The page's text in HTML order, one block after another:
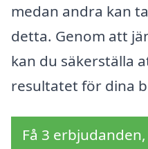
medan andra kan
detta. Genom att
kan du säkerställa
resultatet för dina
Få 3